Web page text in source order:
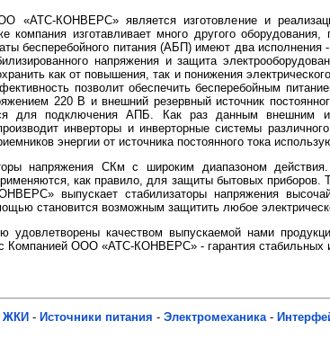
«АТС-КОНВЕРС» является изготовление и
изготавливает много другого оборудования,
бесперебойного питания (АБП) имеют два
напряжения и защита
как от повышения, так и понижения
позволит обеспечить бесперебойным
220 В и внешний резервный источник
для подключения АПБ. Как раз данным внешним
инверторы и инверторные системы
энергии от источника постоянного тока
напряжения СКм с широким диапазоном
как правило, для защиты бытовых приборов.
выпускает стабилизаторы напряжения
становится возможным защитить любое
удовлетворены качеством выпускаемой нами
Компанией ООО «АТС-КОНВЕРС» - гарантия стабильных
ЖКИ - Источники питания - Электромеханика -